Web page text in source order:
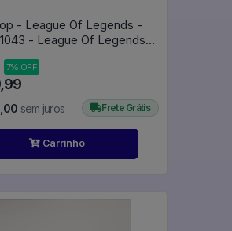
- League Of Legends -
- League Of Legends
7% OFF
sem juros Frete Grátis
Carrinho